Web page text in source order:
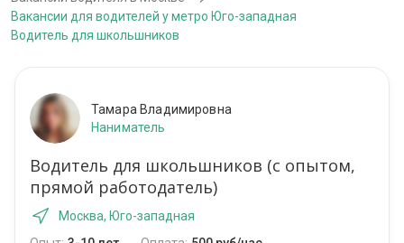
Вакансии для водителей у метро Юго-западная
Водитель для школьшников
Тамара Владимировна
Наниматель
Водитель для школьшников (с опытом,
прямой работодатель)
Москва, Юго-западная